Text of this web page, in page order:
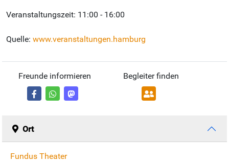
Veranstaltungszeit: 11:00 - 16:00
Quelle: www.veranstaltungen.hamburg
Freunde informieren Begleiter finden
Ort
Fundus Theater